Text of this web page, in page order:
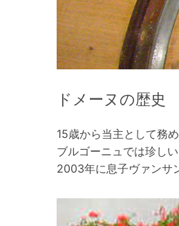
ドメーヌの歴史
15歳から当主として務
ブルゴーニュでは珍し
2003年に息子ヴァンサ